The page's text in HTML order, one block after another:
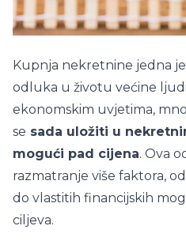
Kupnja nekretnine jedna
odluka u životu većine
ekonomskim uvjetima,
se sada uložiti u
mogući pad cijena. Ova
razmatranje više faktora,
do vlastitih financijskih
ciljeva.